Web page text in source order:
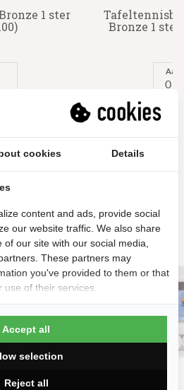
1 ster
Bronze 1 ster
Meer info
cookies Details
content and ads, provide social
our website traffic. We also share
our site with our social media,
These partners may
you've provided to them or that
of their services.
Reject all
selection
Accept all